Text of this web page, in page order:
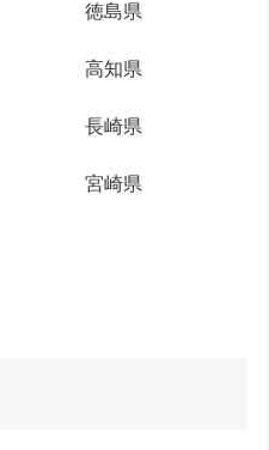
徳島県
高知県
長崎県
宮崎県